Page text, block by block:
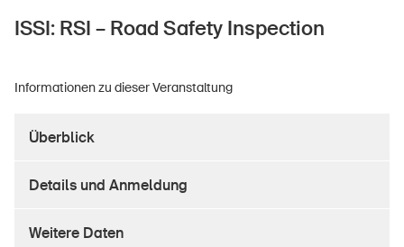
Sport & Bewegung
Gebäude & Anlagen
In der Kindheit
In der Schule
ISSI: RSI – Road Safety Inspection
Informationen zu dieser Veranstaltung
Überblick
Details und Anmeldung
Weitere Daten